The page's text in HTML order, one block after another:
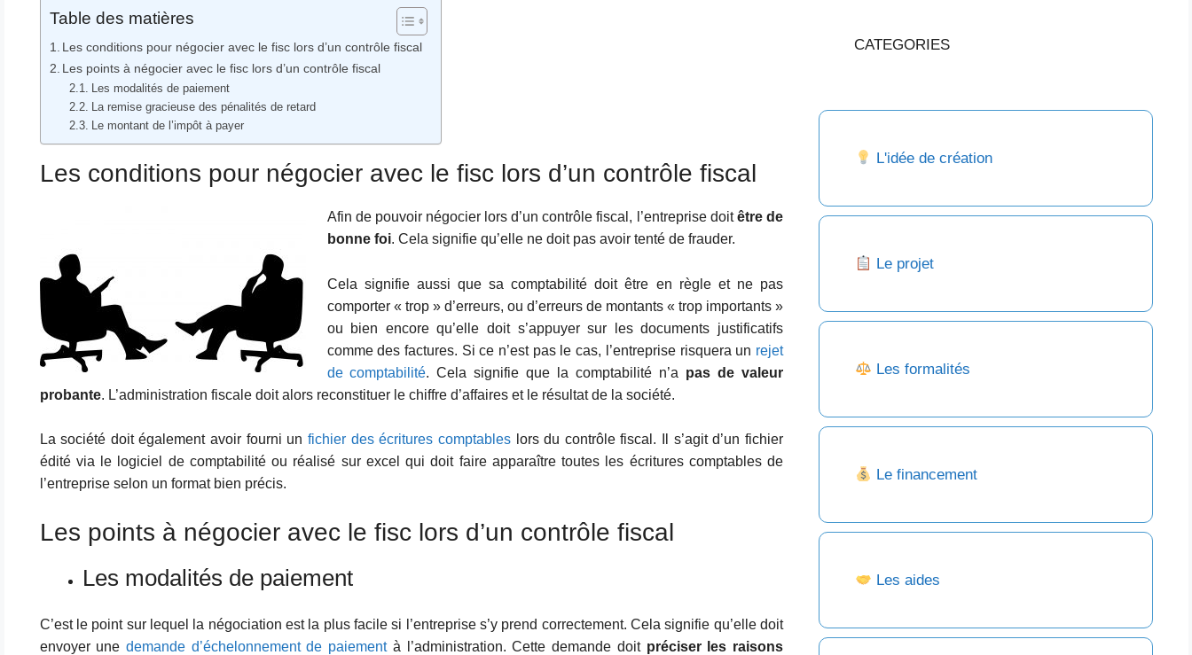
Table des matières
Les conditions pour négocier avec le fisc lors d’un contrôle fiscal
Les points à négocier avec le fisc lors d’un contrôle fiscal
Les modalités de paiement
La remise gracieuse des pénalités de retard
Le montant de l’impôt à payer
Les conditions pour négocier avec le fisc lors d’un contrôle fiscal
Afin de pouvoir négocier lors d’un contrôle fiscal, l’entreprise doitêtre de
bonne foi. Cela signifie qu’elle ne doit pas avoir tenté de frauder.
Cela signifie aussi que sa comptabilité doit être en règle et ne pas
comporter « trop » d’erreurs, ou d’erreurs de montants « trop importants »
ou bien encore qu’elle doit s’appuyer sur les documents justificatifs
comme des factures. Si ce n’est pas le cas, l’entreprise risquera un rejet
de comptabilité. Cela signifie que la comptabilité n’a pas de valeur
probante. L’administration fiscale doit alors reconstituer le chiffre d’affaires et le résultat de la société.
La société doit également avoir fourni un fichier des écritures comptableslors du contrôle fiscal. Il s’agit d’un fichier
édité via le logiciel de comptabilité ou réalisé sur excel qui doit faire apparaître toutes les écritures comptables de
l’entreprise selon un format bien précis.
Les points à négocier avec le fisc lors d’un contrôle fiscal
Les modalités de paiement
C’est le point sur lequel la négociation est la plus facile si l’entreprise s’y prend correctement. Cela signifie qu’elle doit
envoyer une demande d’échelonnement de paiementà l’administration. Cette demande doit préciser les raisons
CATEGORIES
L'idée de création
Le projet
Les formalités
Le financement
Les aides